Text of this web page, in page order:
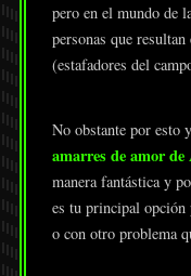
pero en el mundo de
personas que
(estafadores del
No obstante por esto
amarres de amor
manera fantástica y
es tu principal opción
o con otro problema